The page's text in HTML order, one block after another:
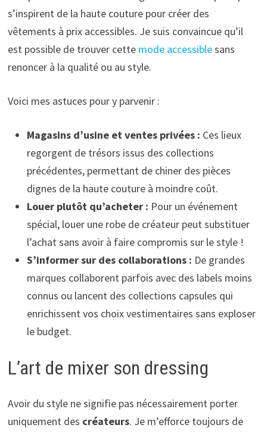
s’inspirent de la haute couture pour créer des
vêtements à prix accessibles. Je suis convaincue qu’il
est possible de trouver cette mode accessiblesans
renoncer à la qualité ou au style.
Voici mes astuces pour y parvenir :
Magasins d’usine et ventes privées : Ces lieux
regorgent de trésors issus des collections
précédentes, permettant de chiner des pièces
dignes de la haute couture à moindre coût.
Louer plutôt qu’acheter : Pour un événement
spécial, louer une robe de créateur peut substituer
l’achat sans avoir à faire compromis sur le style !
S’informer sur des collaborations : De grandes
marques collaborent parfois avec des labels moins
connus ou lancent des collections capsules qui
enrichissent vos choix vestimentaires sans exploser
le budget.
L’art de mixer son dressing
Avoir du style ne signifie pas nécessairement porter
uniquement des créateurs. Je m’efforce toujours de